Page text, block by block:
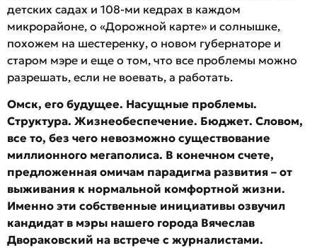
детских садах и 108-ми кедрах в каждом
микрорайоне, о «Дорожной карте» и солнышке,
похожем на шестеренку, о новом губернаторе и
старом мэре и еще о том, что все проблемы можно
разрешать, если не воевать, а работать.
Омск, его будущее. Насущные проблемы.
Структура. Жизнеобеспечение. Бюджет. Словом,
все то, без чего невозможно существование
миллионного мегаполиса. В конечном счете,
предложенная омичам парадигма развития – от
выживания к нормальной комфортной жизни.
Именно эти собственные инициативы озвучил
кандидат в мэры нашего города Вячеслав
Двораковский на встрече с журналистами.